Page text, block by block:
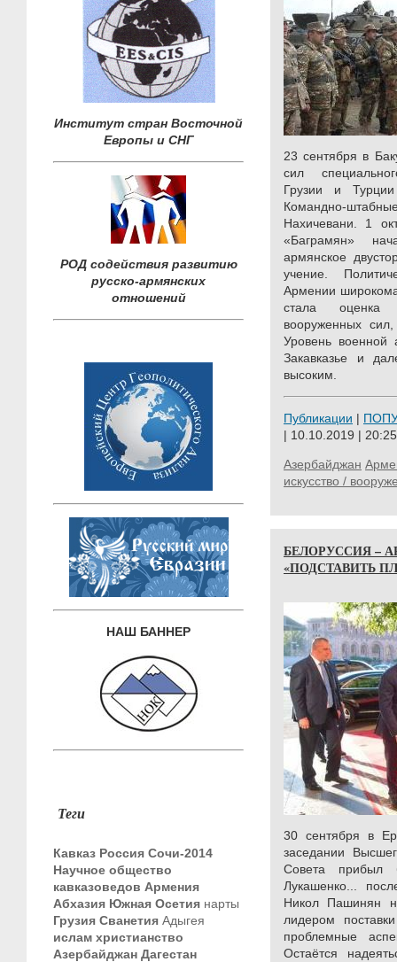
Институт стран Восточной
Европы и СНГ
РОД содействия развитию
русско-армянских
отношений
НАШ БАННЕР
Теги
Кавказ Россия Сочи-2014
Научное общество
кавказоведов Армения
Абхазия Южная Осетия нарты
Грузия Сванетия Адыгея
ислам христианство
Азербайджан Дагестан
23 сентября в
сил
Грузии и
Командно-
Нахичевани. 1
«Баграмян»
армянское
учение.
Армении
стала оценка
вооруженных
Уровень военной
Закавказье и
высоким.
Публикации |
| 10.10.2019 | 20:25
Азербайджан
искусство /
БЕЛОРУССИЯ –
«ПОДСТАВИТЬ
30 сентября в
заседании
Совета прибыл
Лукашенко...
Никол Пашинян
лидером
проблемные
Остаётся